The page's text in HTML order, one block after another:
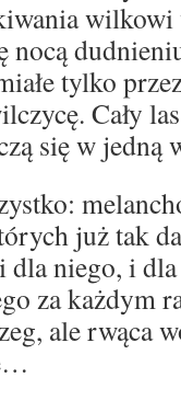
nocą
tylko
Cały
się w
już tak
niego, i
za każdym
ale rwąca